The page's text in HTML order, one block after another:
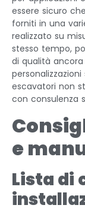
essere sicuro
forniti in una
realizzato su
stesso tempo,
di qualità
escavatori non
con consulenza
e
Lista di